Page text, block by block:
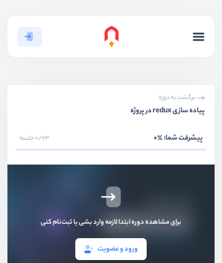
برگشت به دوره
پیاده سازی redux در پروژه
پیشرفت شما:٪0 0/23 جلسه
برای مشاهده دوره ابتدا لازمه وارد بشی یا ثبت‌نام کنی
ورود و عضویت
پیاده سازی redux